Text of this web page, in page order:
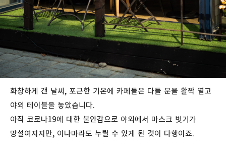
화창하게 갠 날씨, 포근한 기온에 카페들은 다들 문을 활짝 열고
야외 테이블을 놓았습니다.
아직 코로나19에 대한 불안감으로 야외에서 마스크 벗기가
망설여지지만, 이나마라도 누릴 수 있게 된 것이 다행이죠.